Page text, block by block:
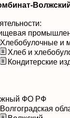
Хлебобулочные и
Хлеб и
Кондитерские
ФО РФ
Волгоградская